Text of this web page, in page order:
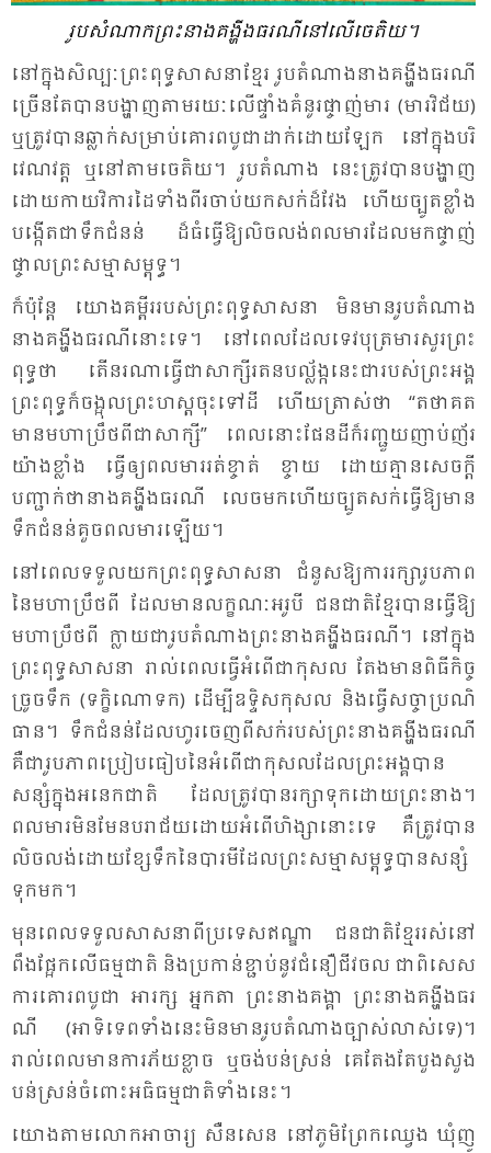
រូប​សំ​ណាក​ព្រះ​នាង​គង្ហីង​ធរណី​នៅ​លើ​ចេតិយ។
នៅ​ក្នុង​សិល្បៈ​ព្រះ​ពុទ្ធ​សាស​នា​ខ្មែរ រូប​តំ​ណាង​នាង​គង្ហីង​ធរណី​
ច្រើន​តែ​បាន​​បង្ហាញ​តាម​រយៈ​លើ​ផ្ទាំង​គំ​នូរ​ផ្ចាញ់​មារ (មារ​វិ​ជ័យ)
ឬ​ត្រូវ​បាន​ឆ្លាក់​សម្រាប់​គោ​រព​បូ​ជា​ដាក់​ដោយ​ឡែក នៅ​ក្នុង​បរិ​
វេណ​វត្ត ឬ​នៅ​តាម​ចេ​តិយ។ រូប​តំ​ណាង នេះ​ត្រូវ​បាន​បង្ហាញ​
ដោយ​កាយ​វិការ​ដៃ​ទាំង​ពីរ​ចាប់​យក​សក់​ដ៏​វែង ហើយ​ច្បូត​ខ្លាំង​
បង្កើត​ជា​​ទឹក​ជំ​នន់ ដ៏​ធំ​ធ្វើ​ឱ្យ​លិច​លង់​ពល​មារ​ដែល​មក​ផ្ចាញ់​
ផ្ចាល​ព្រះ​សម្មា​សម្ពុទ្ធ។
ក៏​ប៉ុន្តែ យោង​គម្ពីរ​របស់​ព្រះ​ពុទ្ធ​សាស​នា មិន​មាន​រូប​តំ​ណាង​
នាង​គង្ហីង​ធរ​ណី​នោះ​ទេ។ នៅ​ពេល​ដែល​ទេវ​បុត្រ​មារ​សួរ​ព្រះ​
ពុទ្ធ​ថា តើ​នរ​ណា​ធ្វើ​ជា​សាក្សី​រតន​បល្ល័ង្ក​នេះ​ជា​របស់​ព្រះ​អង្គ
ព្រះ​ពុទ្ធ​ក៏​ចង្អុល​ព្រះ​ហស្ត​ចុះ​ទៅ​ដី ហើយ​ត្រាស់​ថា “តថា​គត​
មាន​មហា​ប្រឹថ​ពី​ជា​សាក្សី” ពេល​នោះ​ផែន​ដី​ក៏​រញ្ជួយ​ញាប់​ញ័រ​
យ៉ាង​ខ្លាំង ធ្វើ​ឲ្យ​ពល​មារ​រត់​ខ្ចាត់ ខ្ចាយ ដោយ​គ្មាន​សេចក្តី​
បញ្ជាក់​ថា​នាង​គង្ហីង​ធរ​ណី លេច​មក​ហើយ​ច្បូត​សក់​ធ្វើ​ឱ្យ​មាន​
ទឹក​ជំ​នន់​គួច​ពល​មារ​ឡើយ។
នៅ​ពេល​ទទួល​យក​ព្រះ​ពុទ្ធ​សាស​នា ជំ​នួស​ឱ្យ​ការ​រក្សា​រូប​ភាព​
នៃ​មហា​ប្រឹថ​ពី ដែល​មាន​លក្ខណៈ​អរូ​បី ជន​ជាតិ​ខ្មែរ​បាន​ធ្វើ​ឱ្យ​
មហា​ប្រឹថ​ពី ក្លាយ​ជា​រូប​តំ​ណាង​ព្រះ​នាង​គង្ហីង​ធរ​ណី។ នៅ​ក្នុង​
ព្រះ​ពុទ្ធ​សាស​នា រាល់​ពេល​ធ្វើ​អំ​ពើ​ជា​កុ​សល តែង​មាន​ពិ​ធី​កិច្ច​
ច្រូច​ទឹក (ទក្ខិ​​ណោ​ទក) ដើម្បី​ឧទ្ទិស​កុសល និង​ធ្វើ​សច្ចា​ប្រ​ណិ​
ធាន។ ទឹក​ជំ​នន់​ដែល​ហូរ​ចេញ​ពី​សក់​របស់​ព្រះ​នាង​គង្ហីង​ធរណី
គឺ​ជា​រូប​ភាព​ប្រៀប​​ធៀប​នៃ​អំ​ពើ​ជា​កុសល​ដែល​ព្រះ​អង្គ​បាន​
សន្សំ​ក្នុង​អនេក​ជាតិ ដែល​ត្រូវ​បាន​រក្សា​ទុក​ដោយ​ព្រះ​នាង។
ពល​មារ​មិន​មែ​នប​រា​ជ័យ​ដោយ​អំ​ពើ​ហិង្សា​នោះ​ទេ គឺ​ត្រូវ​បាន​
លិច​លង់​​ដោយ​ខ្សែ​ទឹក​នៃ​បារ​មី​ដែល​ព្រះ​សម្មា​សម្ពុទ្ធ​បាន​សន្សំ​
ទុក​មក។
មុន​ពេល​ទទួល​សាសនា​ពី​ប្រ​ទេស​ឥណ្ឌា ជន​ជាតិ​ខ្មែរ​រស់​នៅ​
ពឹង​ផ្អែក​លើ​ធម្ម​ជាតិ និង​ប្រ​កាន់​ខ្ជាប់​នូវ​ជំ​នឿ​ជីវ​ចល ជា​ពិ​សេស​
ការ​គោ​រព​បូ​ជា អា​រក្ស អ្នក​តា ព្រះ​នាង​គង្គា ព្រះ​នាង​គង្ហីង​ធរ​
ណី (អា​ទិ​ទេព​ទាំង​នេះ​មិន​មាន​រូប​តំ​ណាង​ច្បាស់​លាស់​ទេ)។
រាល់​ពេល​មាន​ការ​ភ័យ​ខ្លាច ឬ​ចង់​បន់​ស្រន់ គេ​តែង​តែ​បួង​សួង​
បន់​ស្រន់​ចំ​ពោះ​អធិ​ធម្ម​ជាតិ​ទាំង​នេះ។
យោង​តាម​លោក​អា​ចារ្យ​ សឺ​នសេន​ នៅ​ភូមិ​ព្រែក​ឈ្វេង​ ឃុំ​ញូ​